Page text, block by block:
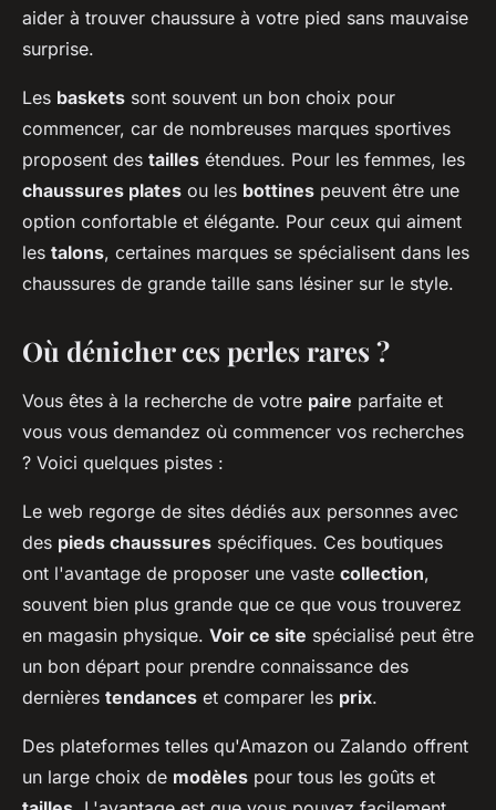
aider à trouver chaussure à votre pied sans mauvaise
surprise.
Les baskets sont souvent un bon choix pour
commencer, car de nombreuses marques sportives
proposent des tailles étendues. Pour les femmes, les
chaussures plates ou les bottines peuvent être une
option confortable et élégante. Pour ceux qui aiment
les talons, certaines marques se spécialisent dans les
chaussures de grande taille sans lésiner sur le style.
Où dénicher ces perles rares ?
Vous êtes à la recherche de votre paire parfaite et
vous vous demandez où commencer vos recherches
? Voici quelques pistes :
Le web regorge de sites dédiés aux personnes avec
des pieds chaussures spécifiques. Ces boutiques
ont l'avantage de proposer une vaste collection,
souvent bien plus grande que ce que vous trouverez
en magasin physique. Voir ce site spécialisé peut être
un bon départ pour prendre connaissance des
dernières tendances et comparer les prix.
Des plateformes telles qu'Amazon ou Zalando offrent
un large choix de modèles pour tous les goûts et